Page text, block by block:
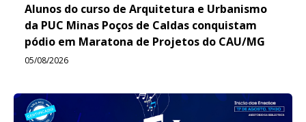
Alunos do curso de Arquitetura e Urbanismo
da PUC Minas Poços de Caldas conquistam
pódio em Maratona de Projetos do CAU/MG
05/08/2026